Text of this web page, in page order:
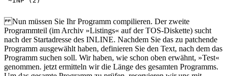
Nun müssen Sie Ihr Programm compilieren. Der zweite
Programmteil (im Archiv »Listings« auf der TOS-Diskette) sucht
nach der Startadresse des INLINE. Nachdem Sie das zu patchende
Programm ausgewählt haben, definieren Sie den Text, nach dem das
Programm suchen soll. Wir haben, wie schon oben erwähnt, »Test«
genommen. jetzt ermitteln wir die Länge des gesamten Programms.